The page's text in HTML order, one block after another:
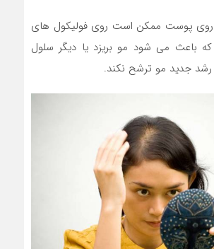
پوست ممکن است روی فولیکول های
که باعث می شود مو بریزد یا دیگر سلول
رشد جدید مو ترشح نکند.